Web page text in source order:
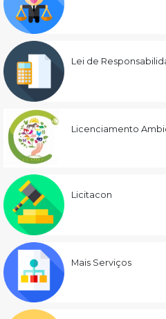
Lei de
Licenciamento
Licitacon
Mais Serviços